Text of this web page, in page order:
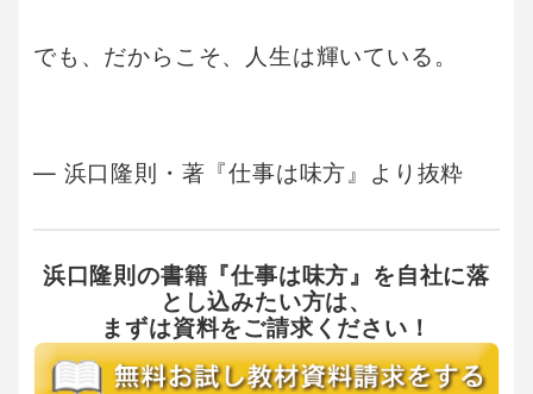
でも、だからこそ、人生は輝いている。
― 浜口隆則・著『仕事は味方』より抜粋
浜口隆則の書籍『仕事は味方』を自社に落
とし込みたい方は、
まずは資料をご請求ください！